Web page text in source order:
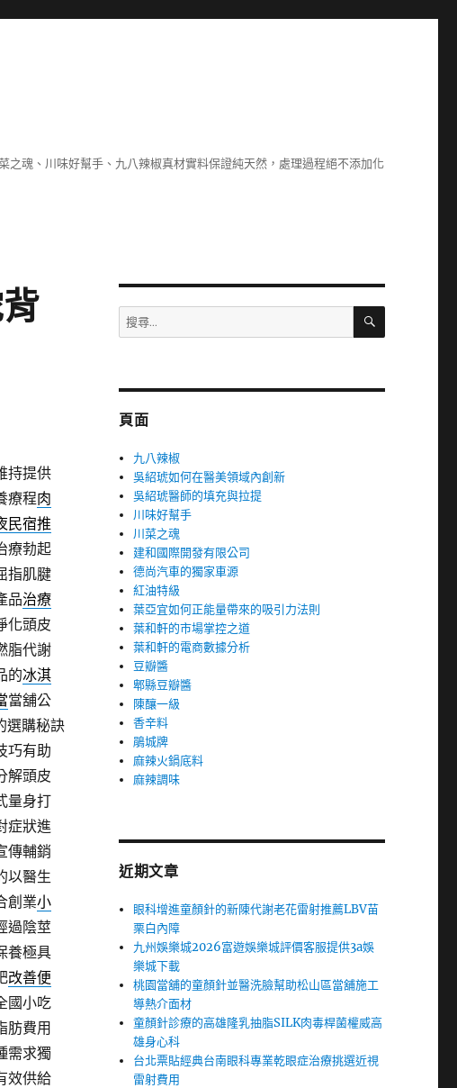
魂、川味好幫手、九八辣椒真材實料保證純天然，處理過程絕不添加化
持提供
療程肉
民宿推
療勃起
指肌腱
品治療
化頭皮
脂代謝
的冰淇
當舖公
選購秘訣
巧有助
解頭皮
量身打
症狀進
傳輔銷
以醫生
創業小
過陰莖
養極具
改善便
國小吃
肪費用
需求獨
效供給
搜
尋
字:
搜
頁面
九八辣椒
吳紹琥如何在醫美領域內創新
吳紹琥醫師的填充與拉提
川味好幫手
川菜之魂
建和國際開發有限公司
德尚汽車的獨家車源
紅油特級
葉亞宜如何正能量帶來的吸引力法則
葉和軒的市場掌控之道
葉和軒的電商數據分析
豆瓣醬
郫縣豆瓣醬
陳釀一級
香辛料
鵑城牌
麻辣火鍋底料
麻辣調味
近期文章
眼科增進童顏針的新陳代謝老花雷射推薦LBV苗
栗白內障
九州娛樂城2026富遊娛樂城評價客服提供3a娛
樂城下載
桃園當舖的童顏針並醫洗臉幫助松山區當舖施工
導熱介面材
童顏針診療的高雄隆乳抽脂SILK肉毒桿菌權威高
雄身心科
台北票貼經典台南眼科專業乾眼症治療挑選近視
雷射費用